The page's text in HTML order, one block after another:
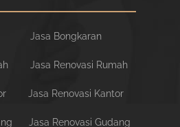
Jasa Bongkaran
Jasa Renovasi Rumah
Jasa Renovasi Kantor
Jasa Renovasi Gudang